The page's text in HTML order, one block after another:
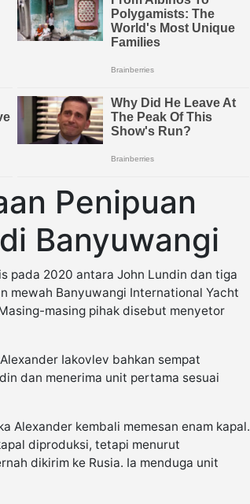
Penipuan
Banyuwangi
pada 2020 antara John Lundin dan tiga
mewah Banyuwangi International Yacht
masing pihak disebut menyetor
Iakovlev bahkan sempat
dan menerima unit pertama sesuai
Alexander kembali memesan enam kapal.
diproduksi, tetapi menurut
dikirim ke Rusia. Ia menduga unit